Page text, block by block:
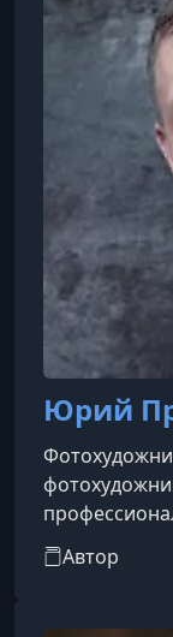
также
блогер с
Юрий
стипендий
Автор